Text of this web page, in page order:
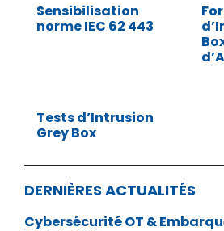
Sensibilisation
norme IEC 62 443
Tests d’Intrusion
Grey Box
DERNIÈRES ACTUALITÉS
Cybersécurité OT &